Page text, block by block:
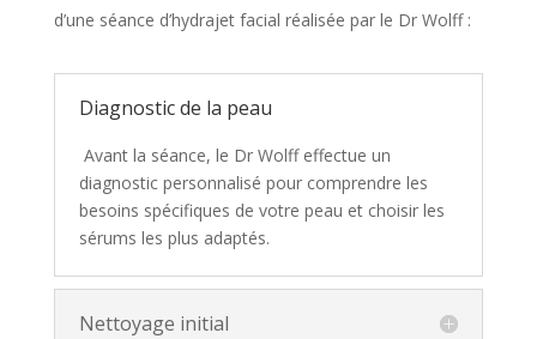
d’une séance d’hydrajet facial réalisée par le Dr Wolff :
Diagnostic de la peau
Avant la séance, le Dr Wolff effectue un
diagnostic personnalisé pour comprendre les
besoins spécifiques de votre peau et choisir les
sérums les plus adaptés.
Nettoyage initial